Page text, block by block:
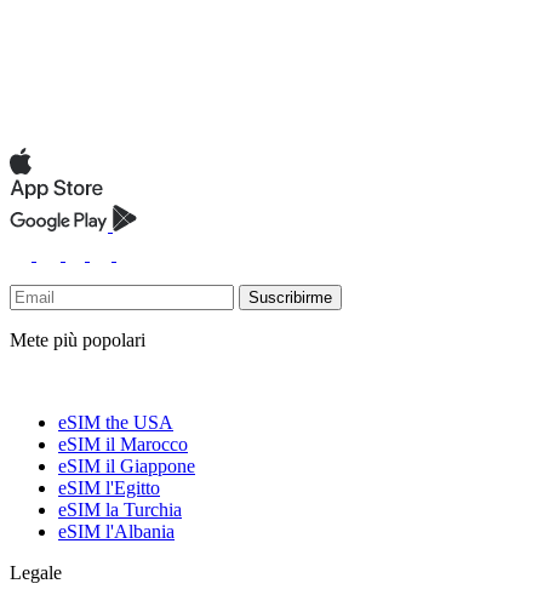
Suscribirme
Mete più popolari
eSIM the USA
eSIM il Marocco
eSIM il Giappone
eSIM l'Egitto
eSIM la Turchia
eSIM l'Albania
Legale